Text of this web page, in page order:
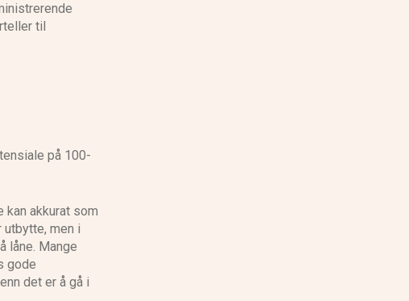
til
på 100-
akkurat som
utbytte, men i
låne. Mange
gode
det er å gå i